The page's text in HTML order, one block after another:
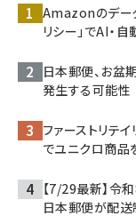
Amazonのデー
リシー」でAI・
日本郵便、お盆
発生する可能性
ファーストリテ
でユニクロ商品
【7/29最新】令
日本郵便が配